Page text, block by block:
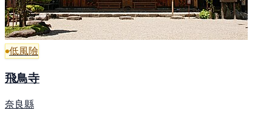
低風險
飛鳥寺
奈良縣